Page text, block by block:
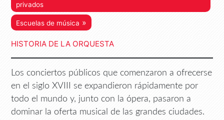
privados
Escuelas de música »
HISTORIA DE LA ORQUESTA
Los conciertos públicos que comenzaron a ofrecerse
en el siglo XVIII se expandieron rápidamente por
todo el mundo y, junto con la ópera, pasaron a
dominar la oferta musical de las grandes ciudades.